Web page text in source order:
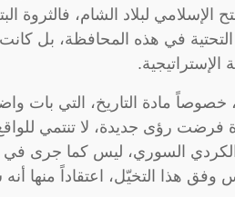
الإسلامي لبلاد الشام، فالثروة
التحتية في هذه المحافظة، بل
خصوصاً مادة التاريخ، التي بات
فرضت رؤى جديدة، لا تنتمي
السوري، ليس كما جرى في
هذا التخيّل، اعتقاداً منها أنه